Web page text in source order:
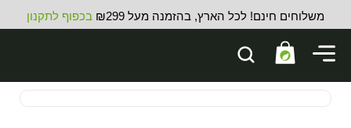
משלוחים חינם! לכל הארץ, בהזמנה מעל ₪299 בכפוף לתקנון